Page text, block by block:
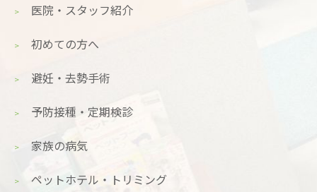
医院・スタッフ紹介
初めての方へ
避妊・去勢手術
予防接種・定期検診
家族の病気
ペットホテル・トリミング